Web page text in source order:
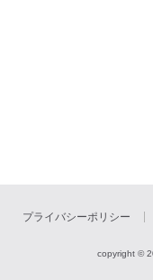
プライバシーポリシー
copyright ©